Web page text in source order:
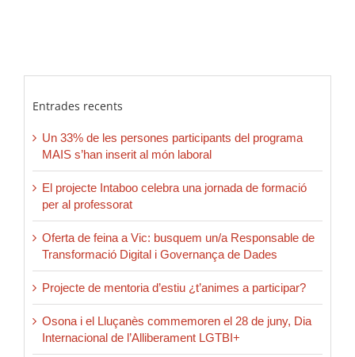
Entrades recents
Un 33% de les persones participants del programa
MAIS s’han inserit al món laboral
El projecte Intaboo celebra una jornada de formació
per al professorat
Oferta de feina a Vic: busquem un/a Responsable de
Transformació Digital i Governança de Dades
Projecte de mentoria d’estiu ¿t’animes a participar?
Osona i el Lluçanès commemoren el 28 de juny, Dia
Internacional de l’Alliberament LGTBI+